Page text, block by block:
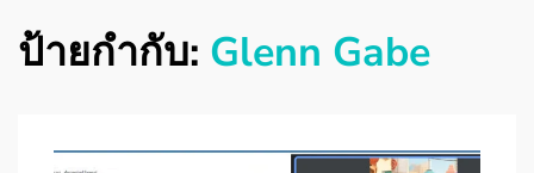
ป้ายกำกับ: Glenn Gabe